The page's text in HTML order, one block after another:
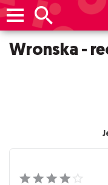
Wronska -